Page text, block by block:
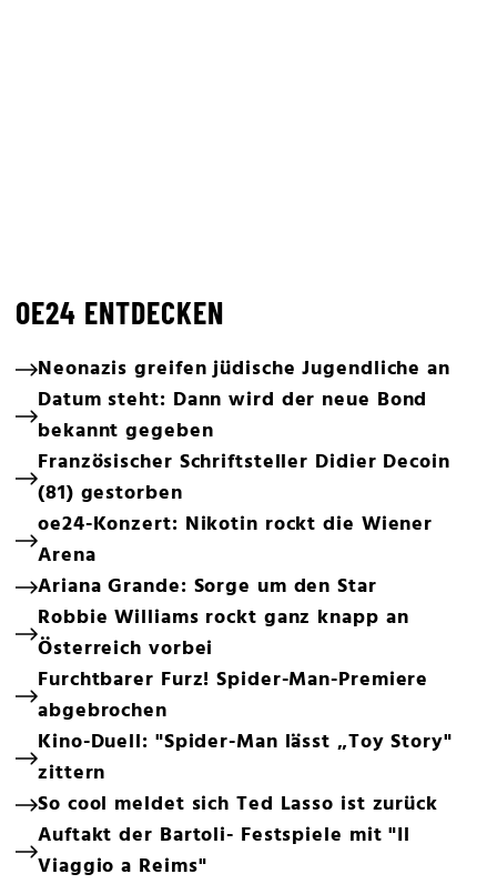
OE24 ENTDECKEN
Neonazis greifen jüdische Jugendliche an
Datum steht: Dann wird der neue Bond
bekannt gegeben
Französischer Schriftsteller Didier Decoin
(81) gestorben
oe24-Konzert: Nikotin rockt die Wiener
Arena
Ariana Grande: Sorge um den Star
Robbie Williams rockt ganz knapp an
Österreich vorbei
Furchtbarer Furz! Spider-Man-Premiere
abgebrochen
Kino-Duell: "Spider-Man lässt „Toy Story"
zittern
So cool meldet sich Ted Lasso ist zurück
Auftakt der Bartoli- Festspiele mit "Il
Viaggio a Reims"